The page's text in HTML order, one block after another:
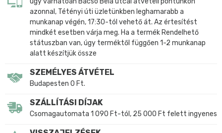
azonnal, Tétényi úti üzletünkben leghamarabb a
munkanap végén, 17:30-tól vehető át. Az értesítést
mindkét esetben várja meg. Ha a termék Rendelhető
státuszban van, úgy terméktől függően 1-2 munkanap
alatt készítjük össze
SZEMÉLYES ÁTVÉTEL
Budapesten 0 Ft.
SZÁLLÍTÁSI DÍJAK
Csomagautomata 1 090 Ft-tól, 25 000 Ft felett ingyenes